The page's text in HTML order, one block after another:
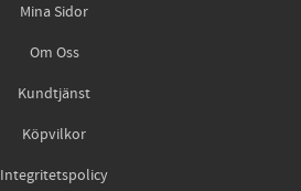
Mina Sidor
Om Oss
Kundtjänst
Köpvilkor
Integritetspolicy